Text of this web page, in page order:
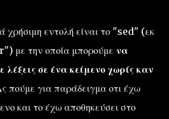
χρήσιμη εντολή είναι το "sed" (εκ
με την οποία μπορούμε να
σε ένα κείμενο χωρίς καν
πούμε για παράδειγμα οτι έχω
και το έχω αποθηκεύσει στο